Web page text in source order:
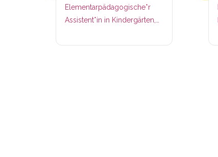
Elementarpädagogische*r
Assistent*in in Kindergärten,
Horten & Lern- und